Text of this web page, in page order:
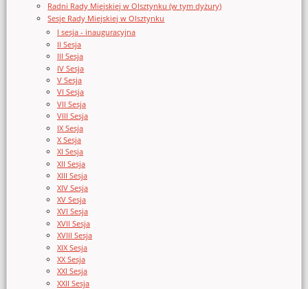
Radni Rady Miejskiej w Olsztynku (w tym dyżury)
Sesje Rady Miejskiej w Olsztynku
I sesja - inauguracyjna
II Sesja
III Sesja
IV Sesja
V Sesja
VI Sesja
VII Sesja
VIII Sesja
IX Sesja
X Sesja
XI Sesja
XII Sesja
XIII Sesja
XIV Sesja
XV Sesja
XVI Sesja
XVII Sesja
XVIII Sesja
XIX Sesja
XX Sesja
XXI Sesja
XXII Sesja